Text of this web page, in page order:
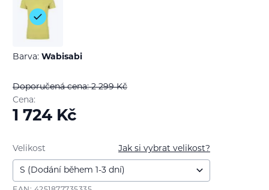
Barva: Wabisabi
Doporučená cena: 2 299Kč
Cena:
1 724 Kč
Jak si vybrat velikost?
Velikost